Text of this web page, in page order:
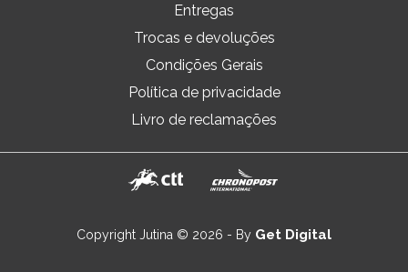
Entregas
Trocas e devoluções
Condições Gerais
Política de privacidade
Livro de reclamações
Copyright Jutina © 2026 - By Get Digital